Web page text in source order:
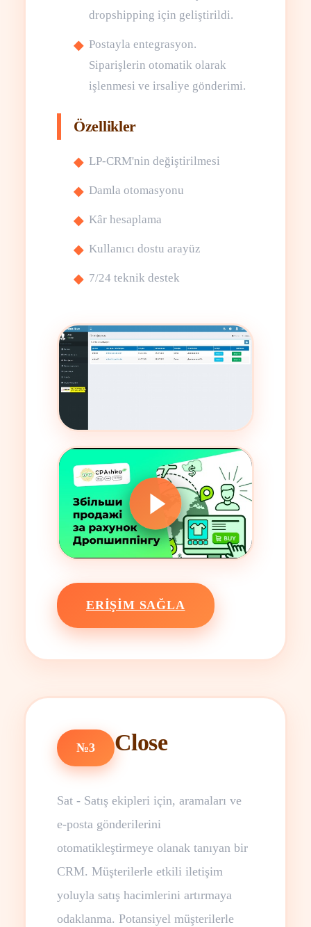
dropshipping için geliştirildi.
Postayla entegrasyon.
Siparişlerin otomatik olarak
işlenmesi ve irsaliye gönderimi.
Özellikler
LP-CRM'nin değiştirilmesi
Damla otomasyonu
Kâr hesaplama
Kullanıcı dostu arayüz
7/24 teknik destek
ERIŞIM SAĞLA
№3 Close
Sat - Satış ekipleri için, aramaları ve
e-posta gönderilerini
otomatikleştirmeye olanak tanıyan bir
CRM. Müşterilerle etkili iletişim
yoluyla satış hacimlerini artırmaya
odaklanma. Potansiyel müşterilerle